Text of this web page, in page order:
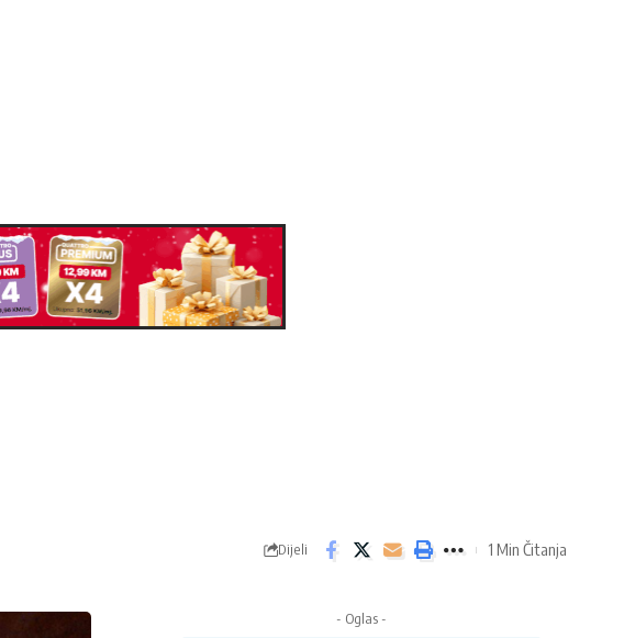
Dijeli 1 Min Čitanja
- Oglas -